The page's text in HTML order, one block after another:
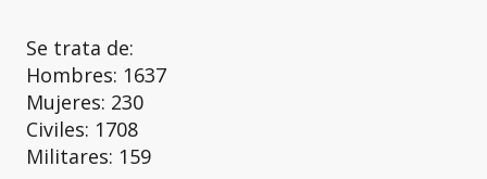
Se trata de:
Hombres: 1637
Mujeres: 230
Civiles: 1708
Militares: 159